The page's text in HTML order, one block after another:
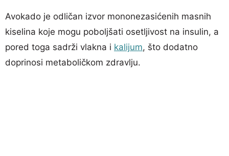
Avokado je odličan izvor mononezasićenih masnih
kiselina koje mogu poboljšati osetljivost na insulin, a
pored toga sadrži vlakna i kalijum, što dodatno
doprinosi metaboličkom zdravlju.